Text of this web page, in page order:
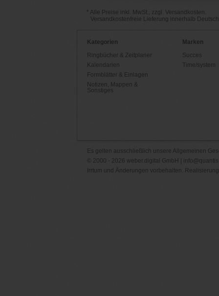
* Alle Preise inkl. MwSt., zzgl. Versandkosten.
Versandkostenfreie Lieferung innerhalb
Kategorien
Ringbücher & Zeitplaner
Kalendarien
Formblätter & Einlagen
Notizen, Mappen &
Sonstiges
Marken
Succes
Time/system
Es gelten ausschließlich unsere Allgemeinen
© 2000 - 2026 weber.digital GmbH |
Irrtum und Änderungen vorbehalten.